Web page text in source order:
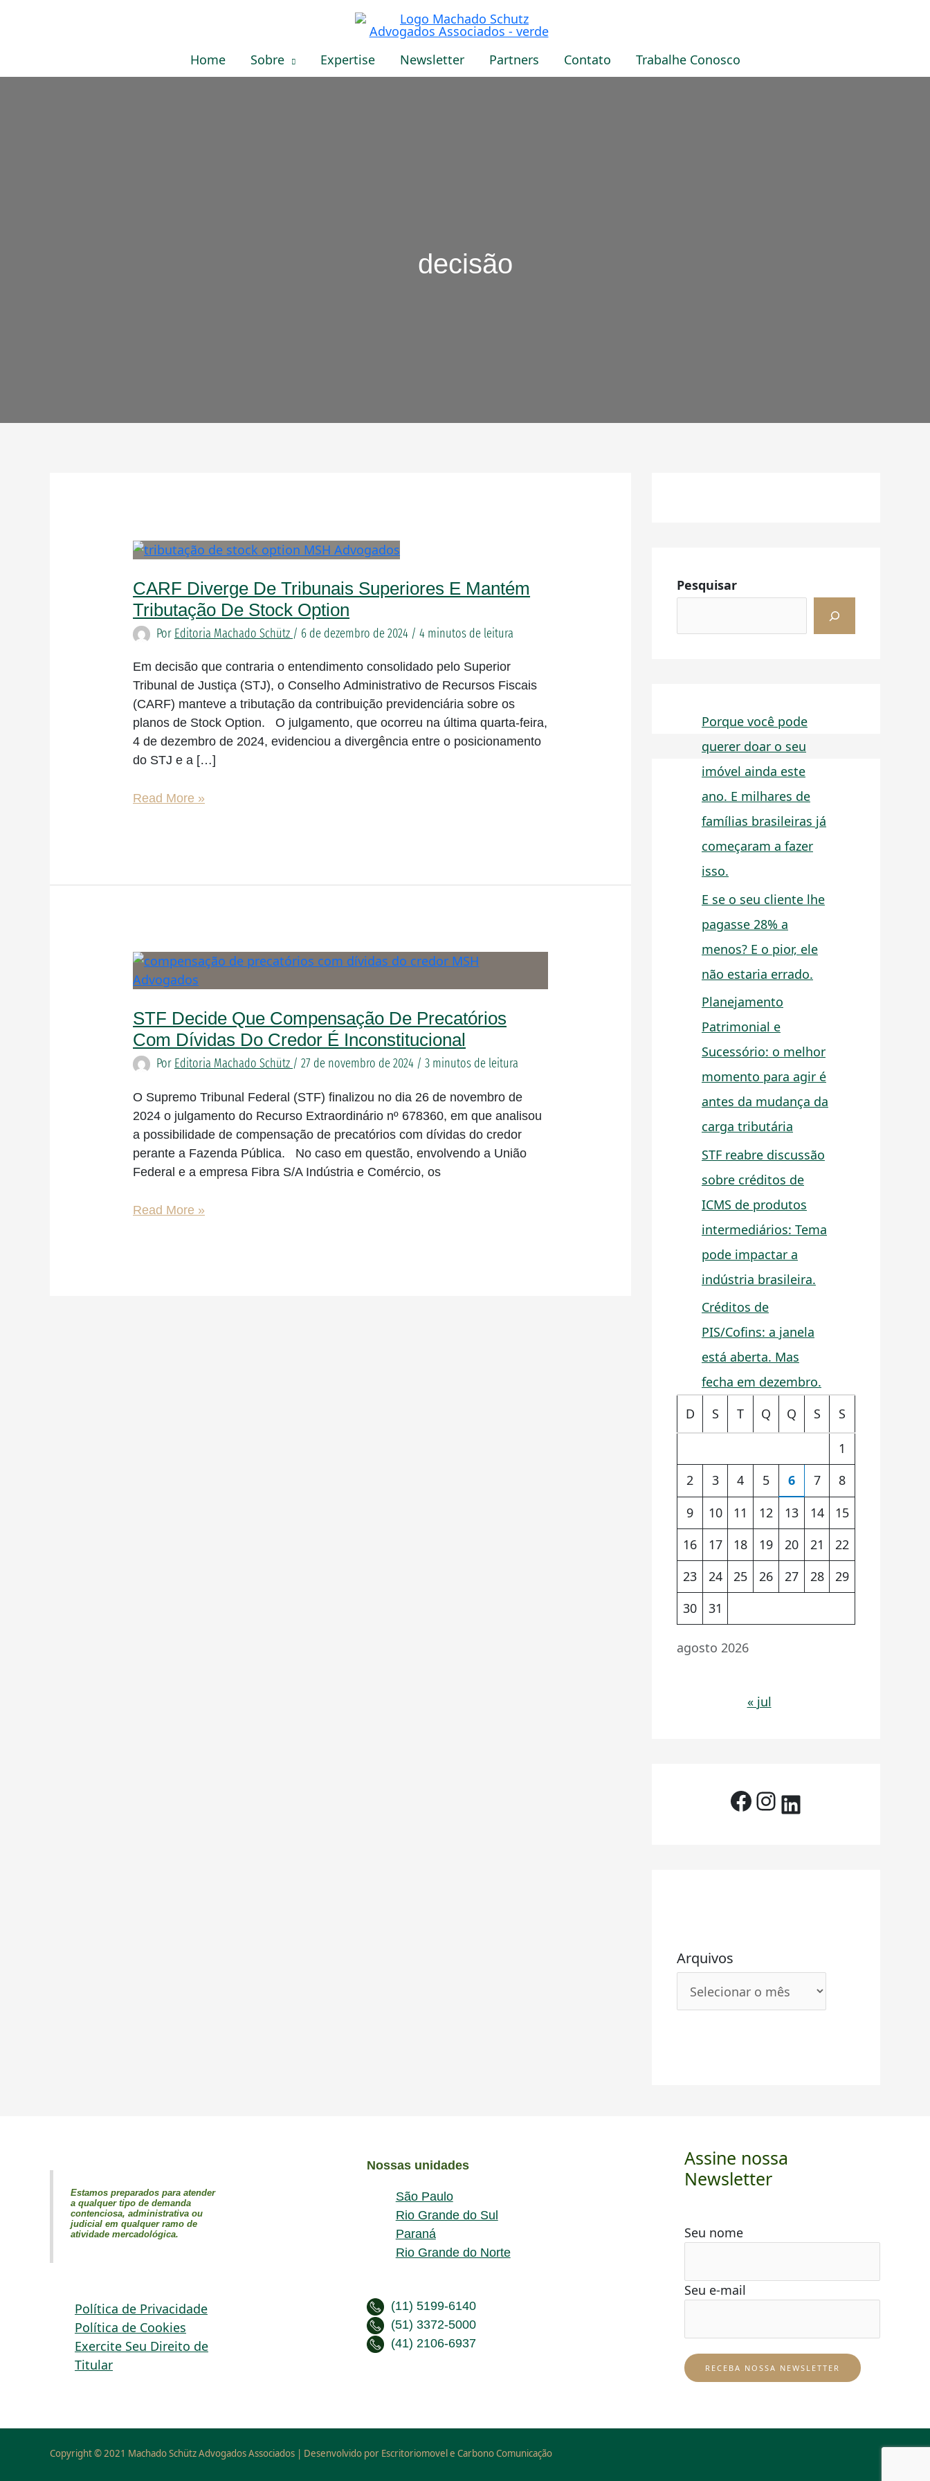
Home Sobre Expertise Newsletter Partners Contato Trabalhe Conosco
decisão
CARF Diverge De Tribunais Superiores E Mantém
Tributação De Stock Option
Por Editoria Machado Schütz / 6 de dezembro de 2024 /4 minutos de leitura
Em decisão que contraria o entendimento consolidado pelo Superior
Tribunal de Justiça (STJ), o Conselho Administrativo de Recursos Fiscais
(CARF) manteve a tributação da contribuição previdenciária sobre os
planos de Stock Option. O julgamento, que ocorreu na última quarta-feira,
4 de dezembro de 2024, evidenciou a divergência entre o posicionamento
do STJ e a […]
CARF
de
tribunais
superiores
e
mantém
tributação
de
Stock
Option
Read More »
STF Decide Que Compensação De Precatórios
Com Dívidas Do Credor É Inconstitucional
Por Editoria Machado Schütz /27 de novembro de 2024 /3 minutos de leitura
O Supremo Tribunal Federal (STF) finalizou no dia 26 de novembro de
2024 o julgamento do Recurso Extraordinário nº 678360, em que analisou
a possibilidade de compensação de precatórios com dívidas do credor
perante a Fazenda Pública. No caso em questão, envolvendo a União
Federal e a empresa Fibra S/A Indústria e Comércio, os
STF
decide
compensação
de
precatórios
com
dívidas
do
inconstitucional
Read More »
Pesquisar
Porque você pode
querer doar o seu
imóvel ainda este
ano. E milhares de
famílias brasileiras já
começaram a fazer
isso.
E se o seu cliente lhe
pagasse 28% a
menos? E o pior, ele
não estaria errado.
Planejamento
Patrimonial e
Sucessório: o melhor
momento para agir é
antes da mudança da
carga tributária
STF reabre discussão
sobre créditos de
ICMS de produtos
intermediários: Tema
pode impactar a
indústria brasileira.
Créditos de
PIS/Cofins: a janela
está aberta. Mas
fecha em dezembro.
agosto 2026
D S T Q Q S S
1
2
3 4 5 6 7
8
9
10 11 12 13 14
15
16
17 18 19 20 21
22
23
24 25 26 27 28
29
30
31
« jul
Arquivos
Estamos preparados para atender
a qualquer tipo de demanda
contenciosa, administrativa ou
judicial em qualquer ramo de
atividade mercadológica.
Política de Privacidade
Política de Cookies
Exercite Seu Direito de
Titular
Nossas unidades
São Paulo
Rio Grande do Sul
Paraná
Rio Grande do Norte
(11) 5199-6140
(51) 3372-5000
(41) 2106-6937
Assine nossa
Newsletter
Seu nome
Seu e-mail
Copyright © 2021 Machado Schütz Advogados Associados | Desenvolvido por Escritoriomovel e Carbono Comunicação